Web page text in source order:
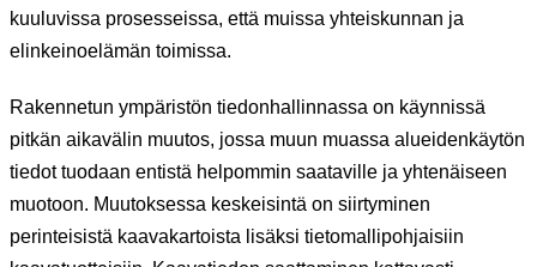
kuuluvissa prosesseissa, että muissa yhteiskunnan ja
elinkeinoelämän toimissa.
Rakennetun ympäristön tiedonhallinnassa on käynnissä
pitkän aikavälin muutos, jossa muun muassa alueidenkäytön
tiedot tuodaan entistä helpommin saataville ja yhtenäiseen
muotoon. Muutoksessa keskeisintä on siirtyminen
perinteisistä kaavakartoista lisäksi tietomallipohjaisiin